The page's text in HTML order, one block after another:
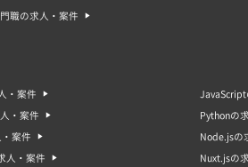
職の求人・案件
・案件
・案件 Pythonの
・案件 Node.jsの
人・案件 Nuxt.jsの